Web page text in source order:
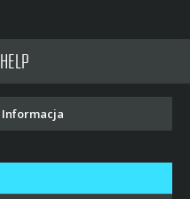
HELP
Informacja